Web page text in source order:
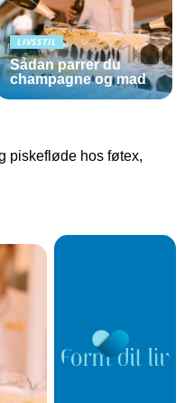
LIVSSTIL
Sådan parrer du
champagne og mad
piskefløde hos føtex,